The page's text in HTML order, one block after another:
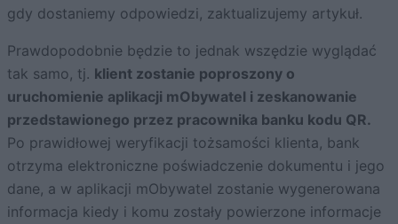
gdy dostaniemy odpowiedzi, zaktualizujemy artykuł.
Prawdopodobnie będzie to jednak wszędzie wyglądać
tak samo, tj. klient zostanie poproszony o
uruchomienie aplikacji mObywatel i zeskanowanie
przedstawionego przez pracownika banku kodu QR.
Po prawidłowej weryfikacji tożsamości klienta, bank
otrzyma elektroniczne poświadczenie dokumentu i jego
dane, a w aplikacji mObywatel zostanie wygenerowana
informacja kiedy i komu zostały powierzone informacje